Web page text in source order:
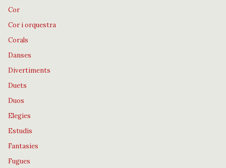
Cor
Cor i orquestra
Corals
Danses
Divertiments
Duets
Duos
Elegies
Estudis
Fantasies
Fugues